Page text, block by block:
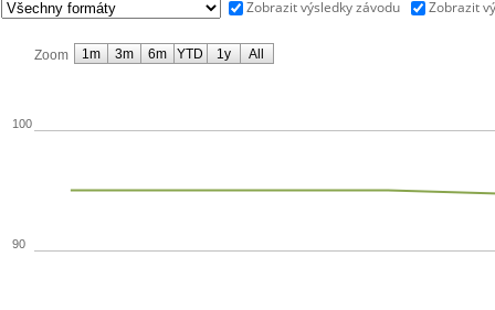
Zobrazit výsledky závodu
Zobrazit
Zoom
90
100
1m 3m 6m YTD 1y All